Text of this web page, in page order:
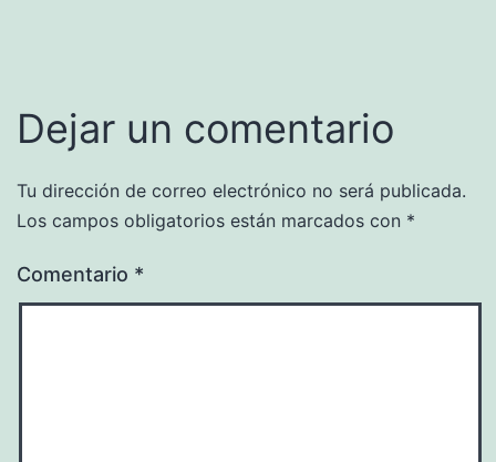
Dejar un comentario
Tu dirección de correo electrónico no será publicada.
Los campos obligatorios están marcados con *
Comentario *